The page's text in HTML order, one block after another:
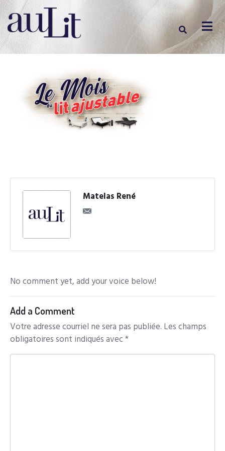
Matelas René
No comment yet, add your voice below!
Add a Comment
Votre adresse courriel ne sera pas publiée. Les champs
obligatoires sont indiqués avec*
C